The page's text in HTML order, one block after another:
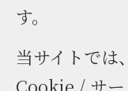
す。
当サイトで
Cookie / サ